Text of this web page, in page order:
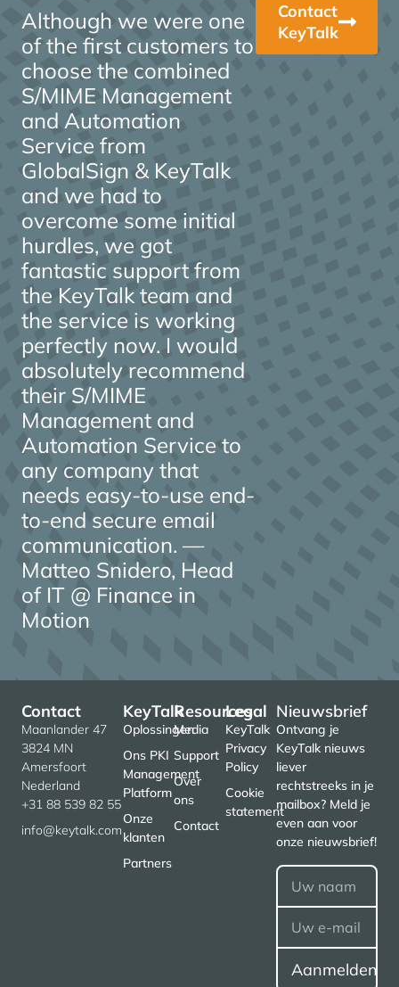
Although we were one
of the first customers to
choose the combined
S/MIME Management
and Automation
Service from
GlobalSign & KeyTalk
and we had to
overcome some initial
hurdles, we got
fantastic support from
the KeyTalk team and
the service is working
perfectly now. I would
absolutely recommend
their S/MIME
Management and
Automation Service to
any company that
needs easy-to-use end-
to-end secure email
communication. —
Matteo Snidero, Head
of IT @ Finance in
Motion
Contact
KeyTalk
KeyTalk
Oplossingen
Ons PKI
Management
Platform
Onze
klanten
Partners
Resources
Media
Support
Over
ons
Contact
Legal
KeyTalk
Privacy
Policy
Cookie
statement
Contact
Maanlander 47
3824 MN
Amersfoort
Nederland
+31 88 539 82 55
info@keytalk.com
Nieuwsbrief
Ontvang je
KeyTalk nieuws
liever
rechtstreeks in je
mailbox? Meld je
even aan voor
onze nieuwsbrief!